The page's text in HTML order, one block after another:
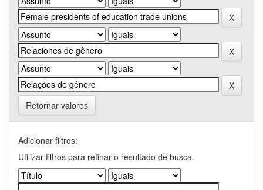
Retornar valores
Adicionar filtros:
Utilizar filtros para refinar o resultado de busca.